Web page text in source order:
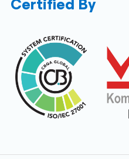
Certified By